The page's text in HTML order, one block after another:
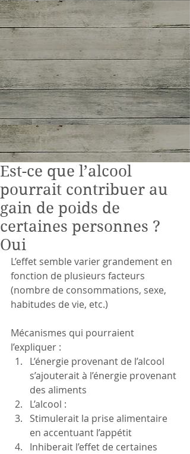
Est-ce que l’alcool
pourrait contribuer au
gain de poids de
certaines personnes ?
Oui
L’effet semble varier grandement en
fonction de plusieurs facteurs
(nombre de consommations, sexe,
habitudes de vie, etc.)
Mécanismes qui pourraient
l’expliquer :
L’énergie provenant de l’alcool
s’ajouterait à l’énergie provenant
des aliments
L’alcool :
Stimulerait la prise alimentaire
en accentuant l’appétit
Inhiberait l’effet de certaines